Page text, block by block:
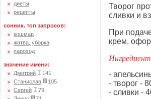
диеты
рецепты
сонник. топ запросов:
кошмар
жатва, уборка
пароход
значение имени:
Дмитрий
141
Станислав
105
Сергей
79
Творог
сливки и
При
крем,
-
- творог -
- сливки -